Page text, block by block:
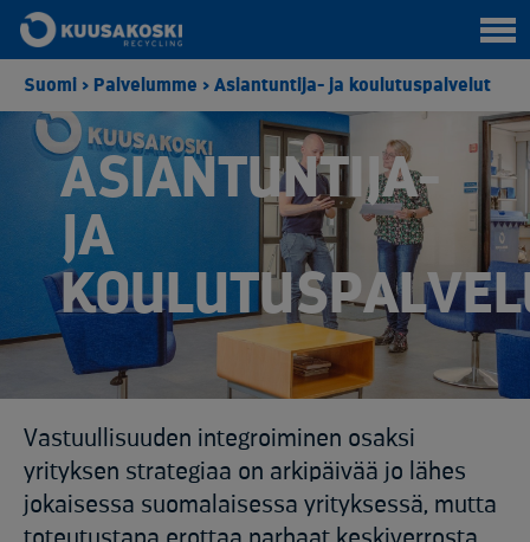
Suomi > Palvelumme > Asiantuntija- ja koulutuspalvelut
ASIANTUNTIJA-
JA
Vastuullisuuden integroiminen osaksi
yrityksen strategiaa on arkipäivää jo lähes
jokaisessa suomalaisessa yrityksessä, mutta